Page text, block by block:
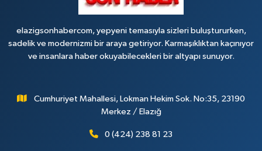
elazigsonhabercom, yepyeni temasıyla sizleri buluştururken,
sadelik ve modernizmi bir araya getiriyor. Karmaşıklıktan kaçınıyor
ve insanlara haber okuyabilecekleri bir altyapı sunuyor.
Cumhuriyet Mahallesi, Lokman Hekim Sok. No:35, 23190
Merkez / Elazığ
0 (424) 238 81 23